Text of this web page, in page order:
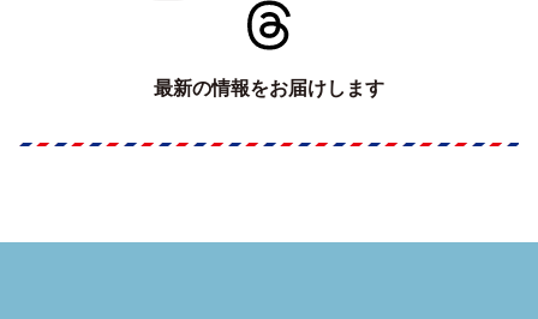
最新の情報をお届けします